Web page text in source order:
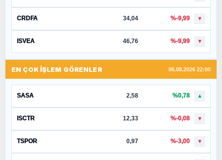
CRDFA 34,04 %-9,99 ▼
ISVEA 46,76 %-9,99 ▼
EN ÇOK İŞLEM GÖRENLER 06.08.2026 22:00
SASA 2,58 %0,78 ▲
ISCTR 12,33 %-0,08 ▼
TSPOR 0,97 %-3,00 ▼